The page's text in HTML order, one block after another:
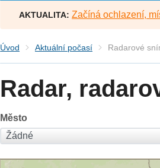
AKTUALITA: Začíná ochlazení,
Úvod Aktuální počasí Radarové
Radar,
Město